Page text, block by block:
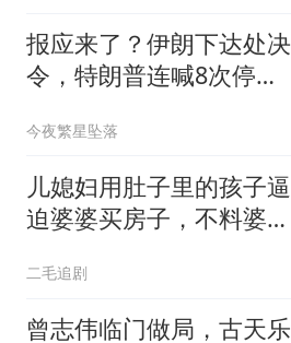
报应来了？伊朗下达处决
令，特朗普连喊8次停
今夜繁星坠落
儿媳妇用肚子里的孩子逼
迫婆婆买房子，不料婆婆
二毛追剧
曾志伟临门做局，古天乐